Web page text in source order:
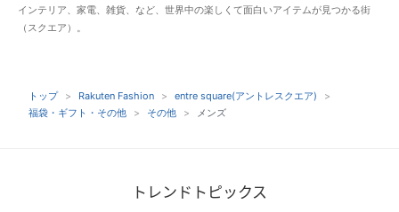
インテリア、家電、雑貨、など、世界中の楽しくて面白いアイテムが見つかる街
（スクエア）。
トップ Rakuten Fashion
entre square(アントレスクエア)
福袋・ギフト・その他
その他 メンズ
トレンドトピックス